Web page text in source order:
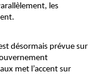
les
désormais prévue sur
met l’accent sur